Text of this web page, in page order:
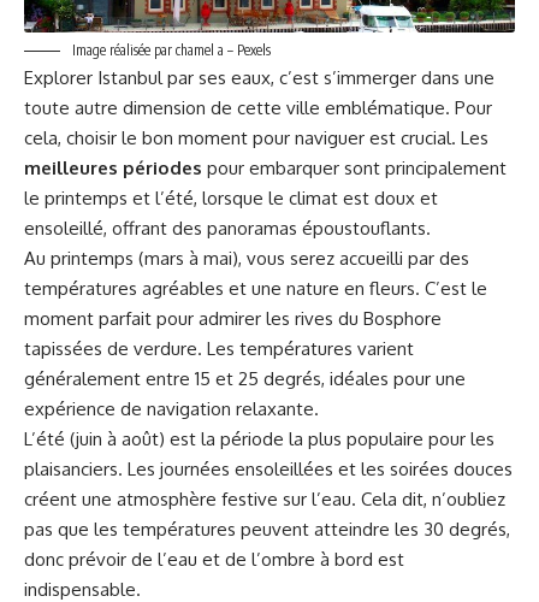
Image réalisée par chamel a – Pexels
Explorer Istanbul par ses eaux, c’est s’immerger dans une
toute autre dimension de cette ville emblématique. Pour
cela, choisir le bon moment pour naviguer est crucial. Les
meilleures périodes pour embarquer sont principalement
le printemps et l’été, lorsque le climat est doux et
ensoleillé, offrant des panoramas époustouflants.
Au printemps (mars à mai), vous serez accueilli par des
températures agréables et une nature en fleurs. C’est le
moment parfait pour admirer les rives du Bosphore
tapissées de verdure. Les températures varient
généralement entre 15 et 25 degrés, idéales pour une
expérience de navigation relaxante.
L’été (juin à août) est la période la plus populaire pour les
plaisanciers. Les journées ensoleillées et les soirées douces
créent une atmosphère festive sur l’eau. Cela dit, n’oubliez
pas que les températures peuvent atteindre les 30 degrés,
donc prévoir de l’eau et de l’ombre à bord est
indispensable.